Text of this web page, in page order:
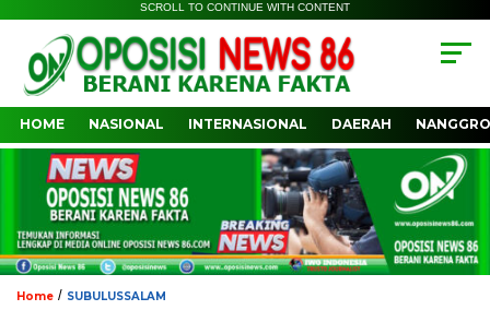
SCROLL TO CONTINUE WITH CONTENT
HOME NASIONAL INTERNASIONAL DAERAH
Home / SUBULUSSALAM